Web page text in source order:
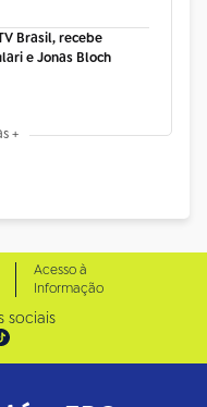
Brasil, recebe
e Jonas Bloch
+
Acesso à
Informação
sociais